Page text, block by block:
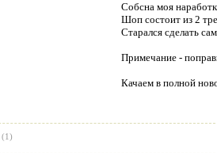
Собсна моя
Шоп состоит из 2
Старался сделать
Примечание -
Качаем в полной
(1)